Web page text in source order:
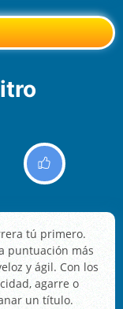
tú primero.
puntuación más
y ágil. Con los
agarre o
un título.